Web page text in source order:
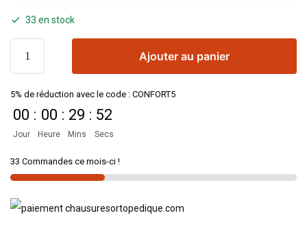
33 en stock
Ajouter au panier
5% de réduction avec le code : CONFORT5
00
Jour
: 00
Heure
: 29
Mins
: 52
Secs
33 Commandes ce mois-ci !